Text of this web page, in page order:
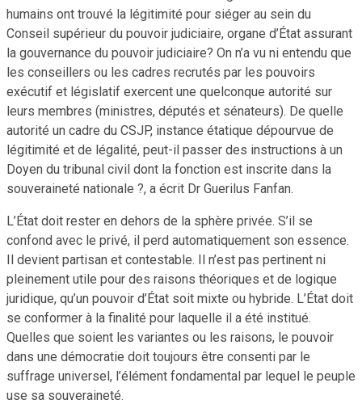
humains ont trouvé la légitimité pour siéger au sein du
Conseil supérieur du pouvoir judiciaire, organe d’État assurant
la gouvernance du pouvoir judiciaire? On n’a vu ni entendu que
les conseillers ou les cadres recrutés par les pouvoirs
exécutif et législatif exercent une quelconque autorité sur
leurs membres (ministres, députés et sénateurs). De quelle
autorité un cadre du CSJP, instance étatique dépourvue de
légitimité et de légalité, peut-il passer des instructions à un
Doyen du tribunal civil dont la fonction est inscrite dans la
souveraineté nationale ?, a écrit Dr Guerilus Fanfan.
L’État doit rester en dehors de la sphère privée. S’il se
confond avec le privé, il perd automatiquement son essence.
Il devient partisan et contestable. Il n’est pas pertinent ni
pleinement utile pour des raisons théoriques et de logique
juridique, qu’un pouvoir d’État soit mixte ou hybride. L’État doit
se conformer à la finalité pour laquelle il a été institué.
Quelles que soient les variantes ou les raisons, le pouvoir
dans une démocratie doit toujours être consenti par le
suffrage universel, l’élément fondamental par lequel le peuple
use sa souveraineté.